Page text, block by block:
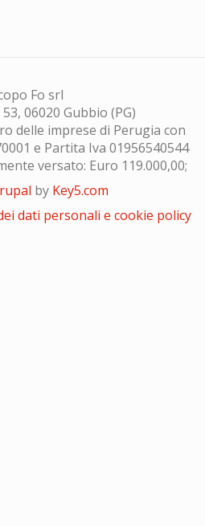
Fo srl
06020 Gubbio (PG)
delle imprese di Perugia con
e Partita Iva 01956540544
versato: Euro 119.000,00;
by Key5.com
dati personali e cookie policy